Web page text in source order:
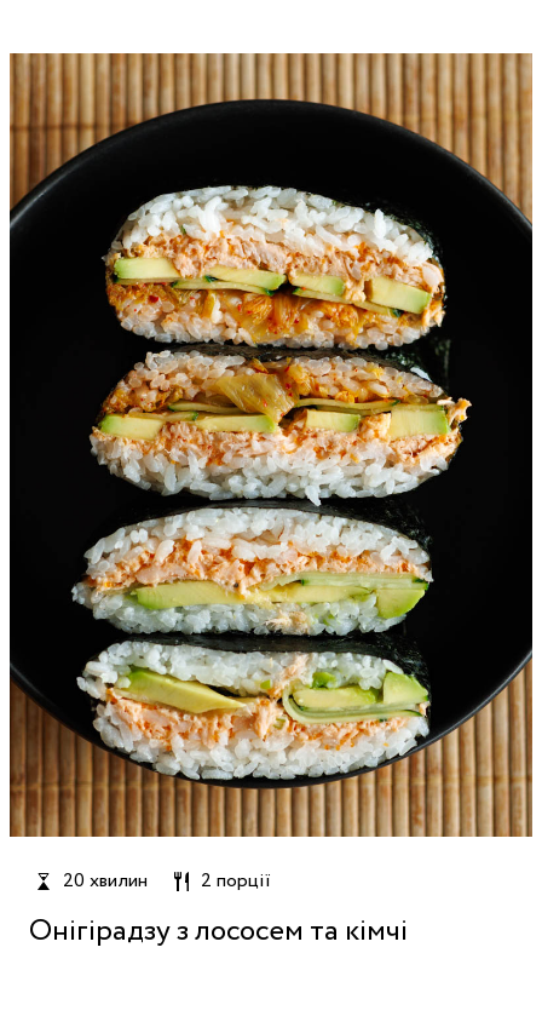
20 хвилин 2 порції
Онігірадзу з лососем та кімчі